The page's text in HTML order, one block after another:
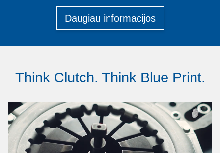
Daugiau informacijos
Think Clutch. Think Blue Print.